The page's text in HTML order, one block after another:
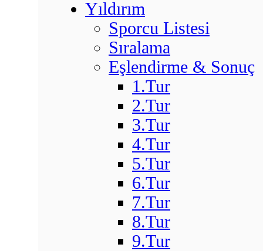
Yıldırım
Sporcu Listesi
Sıralama
Eşlendirme & Sonuç
1.Tur
2.Tur
3.Tur
4.Tur
5.Tur
6.Tur
7.Tur
8.Tur
9.Tur